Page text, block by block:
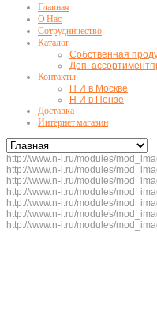
Главная
О Нас
Сотрудничество
Каталог
Собственная
Доп. ассортимент
Контакты
Н И в Москве
Н И в Пензе
Доставка
Интернет магазин
http://www.n-i.ru/modules/
http://www.n-i.ru/modules/
http://www.n-i.ru/modules/
http://www.n-i.ru/modules/
http://www.n-i.ru/modules/
http://www.n-i.ru/modules/
http://www.n-i.ru/modules/